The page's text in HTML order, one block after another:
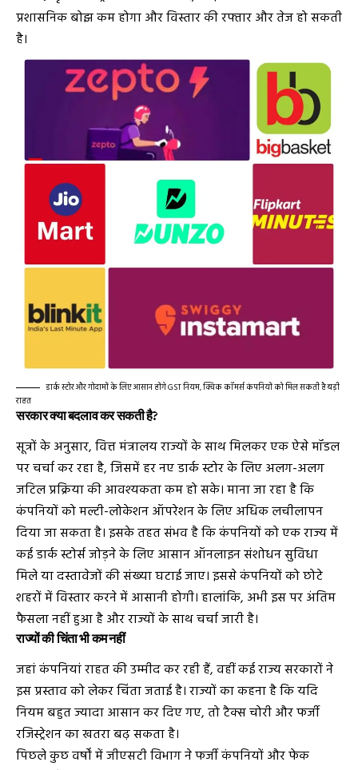
प्रशासनिक बोझ कम होगा और विस्तार की रफ्तार और तेज हो सकती
है।
डार्क स्टोर और गोदामों के लिए आसान होंगे GST नियम, क्विक कॉमर्स कंपनियों को मिल सकती है बड़ी
राहत
सरकार क्या बदलाव कर सकती है?
सूत्रों के अनुसार, वित्त मंत्रालय राज्यों के साथ मिलकर एक ऐसे मॉडल
पर चर्चा कर रहा है, जिसमें हर नए डार्क स्टोर के लिए अलग-अलग
जटिल प्रक्रिया की आवश्यकता कम हो सके। माना जा रहा है कि
कंपनियों को मल्टी-लोकेशन ऑपरेशन के लिए अधिक लचीलापन
दिया जा सकता है। इसके तहत संभव है कि कंपनियों को एक राज्य में
कई डार्क स्टोर्स जोड़ने के लिए आसान ऑनलाइन संशोधन सुविधा
मिले या दस्तावेजों की संख्या घटाई जाए। इससे कंपनियों को छोटे
शहरों में विस्तार करने में आसानी होगी। हालांकि, अभी इस पर अंतिम
फैसला नहीं हुआ है और राज्यों के साथ चर्चा जारी है।
राज्यों की चिंता भी कम नहीं
जहां कंपनियां राहत की उम्मीद कर रही हैं, वहीं कई राज्य सरकारों ने
इस प्रस्ताव को लेकर चिंता जताई है। राज्यों का कहना है कि यदि
नियम बहुत ज्यादा आसान कर दिए गए, तो टैक्स चोरी और फर्जी
रजिस्ट्रेशन का खतरा बढ़ सकता है।
पिछले कुछ वर्षों में जीएसटी विभाग ने फर्जी कंपनियों और फेक